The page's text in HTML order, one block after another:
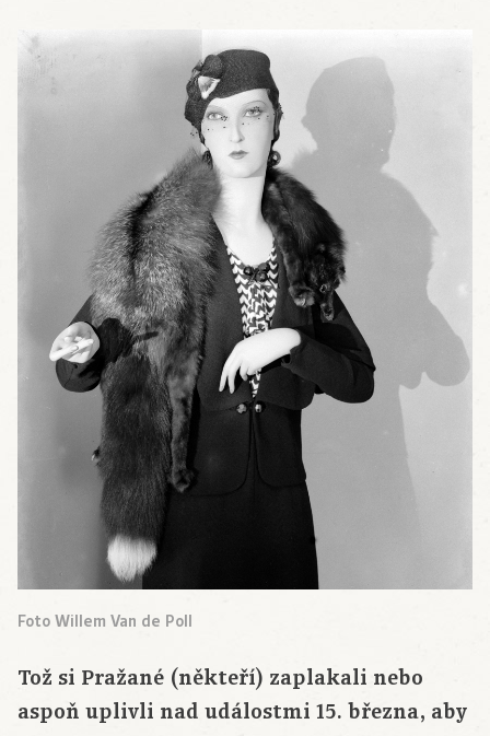
Foto Willem Van de Poll
Tož si Pražané (někteří) zaplakali nebo
aspoň uplivli nad událostmi 15. března, aby